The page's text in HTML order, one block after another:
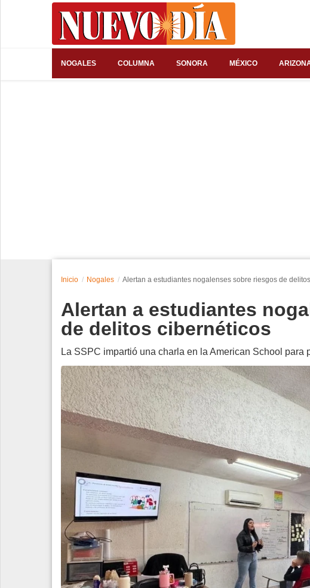
NOGALES COLUMNA SONORA MÉXICO
Edición Impresa
Inicio Nogales Alertan a estudiantes nogalenses sobre riesgos de
Alertan a estudiantes
de delitos cibernéticos
La SSPC impartió una charla en la American School para